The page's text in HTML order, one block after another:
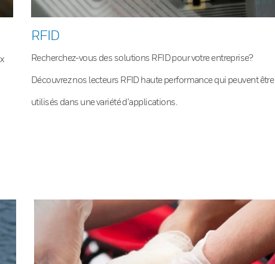
RFID
Recherchez-vous des solutions RFID pour votre entreprise?
Découvrez nos lecteurs RFID haute performance qui peuvent être
utilisés dans une variété d’applications.